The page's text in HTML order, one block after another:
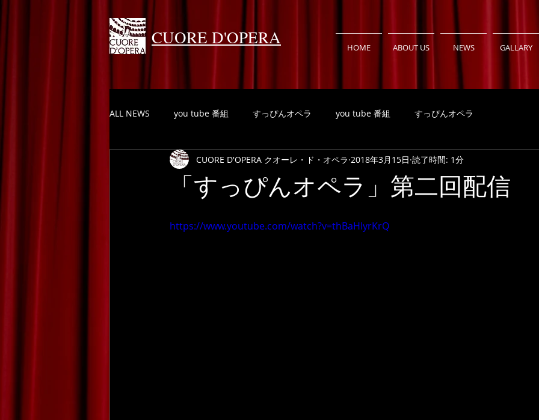
CUORE D'OPERA HOME ABOUT US NEWS GALLARY
ALL NEWS you tube 番組 すっぴんオペラ you tube 番組 すっぴんオペラ
「すっぴんオペラ」第二回配信
CUORE D'OPERA クオーレ・ド・オペラ 2018年3月15日 読了時間: 1分
https://www.youtube.com/watch?v=thBaHIyrKrQ